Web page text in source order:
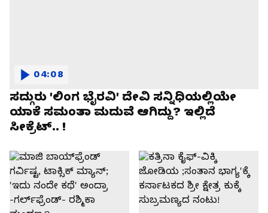
ಸದ್ಗುರು 'ಲಿಂಗ ಭೈರವಿ' ದೇವಿ ಸನ್ನಿಧಿಯಲ್ಲಿಯೇ
ಯಾಕೆ ಸಮಂತಾ ಮದುವೆ ಆಗಿದ್ದು? ಇಲ್ಲಿದೆ
ಸೀಕ್ರೆಟ್.. !
04:08